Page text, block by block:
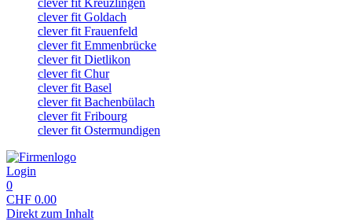
clever fit Kreuzlingen
clever fit Goldach
clever fit Frauenfeld
clever fit Emmenbrücke
clever fit Dietlikon
clever fit Chur
clever fit Basel
clever fit Bachenbülach
clever fit Fribourg
clever fit Ostermundigen
Login
0
CHF 0.00
Direkt zum Inhalt